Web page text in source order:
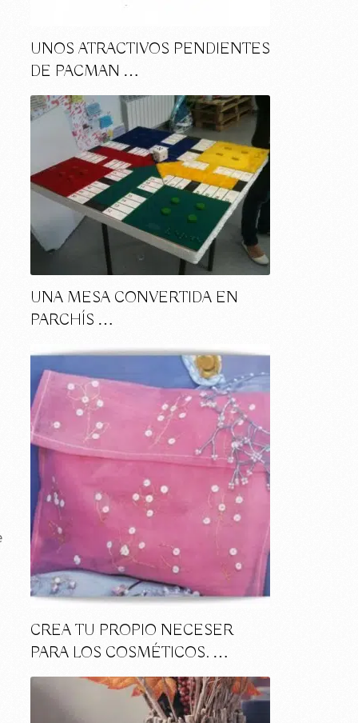
UNOS ATRACTIVOS PENDIENTES
DE PACMAN …
UNA MESA CONVERTIDA EN
PARCHÍS …
CREA TU PROPIO NECESER
PARA LOS COSMÉTICOS. …